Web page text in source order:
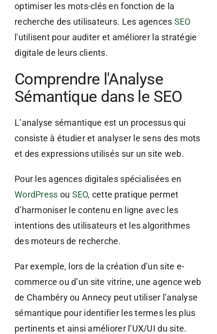
optimiser les mots-clés en fonction de la
recherche des utilisateurs. Les agences SEO
l'utilisent pour auditer et améliorer la stratégie
digitale de leurs clients.
Comprendre l'Analyse
Sémantique dans le SEO
L’analyse sémantique est un processus qui
consiste à étudier et analyser le sens des mots
et des expressions utilisés sur un site web.
Pour les agences digitales spécialisées en
WordPress ou SEO, cette pratique permet
d’harmoniser le contenu en ligne avec les
intentions des utilisateurs et les algorithmes
des moteurs de recherche.
Par exemple, lors de la création d’un site e-
commerce ou d’un site vitrine, une agence web
de Chambéry ou Annecy peut utiliser l’analyse
sémantique pour identifier les termes les plus
pertinents et ainsi améliorer l’UX/UI du site.